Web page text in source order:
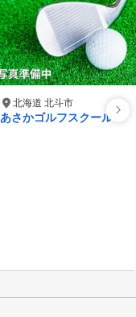
北海道 北斗市
あさかゴルフスクール